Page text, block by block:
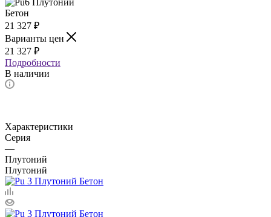
21 327 ₽
Варианты цен
21 327 ₽
Подробности
В наличии
Характеристики
Серия
—
Плутоний
Плутоний